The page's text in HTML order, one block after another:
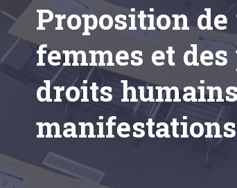
Proposition
femmes et
droits
manifestations